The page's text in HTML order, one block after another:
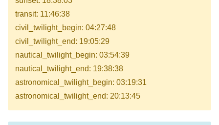
transit: 11:46:38
civil_twilight_begin: 04:27:48
civil_twilight_end: 19:05:29
nautical_twilight_begin: 03:54:39
nautical_twilight_end: 19:38:38
astronomical_twilight_begin: 03:19:31
astronomical_twilight_end: 20:13:45